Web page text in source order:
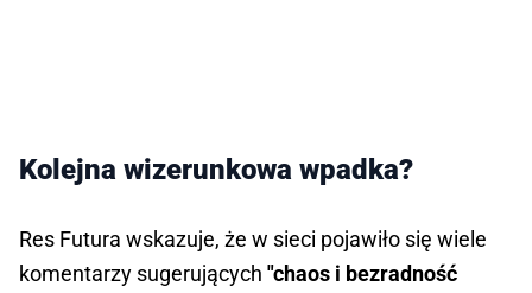
Kolejna wizerunkowa wpadka?
Res Futura wskazuje, że w sieci pojawiło się wiele
komentarzy sugerujących "chaos i bezradność